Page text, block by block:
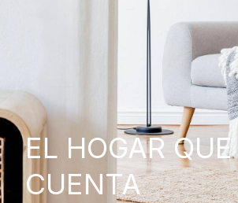
EL HOGAR QUE
CUENTA